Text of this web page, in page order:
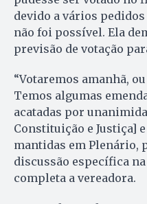
devido a vários
não foi possível. Ela
previsão de votação
“Votaremos amanhã,
Temos algumas
acatadas por
Constituição e Justiça]
mantidas em Plenário,
discussão específica
completa a vereadora.